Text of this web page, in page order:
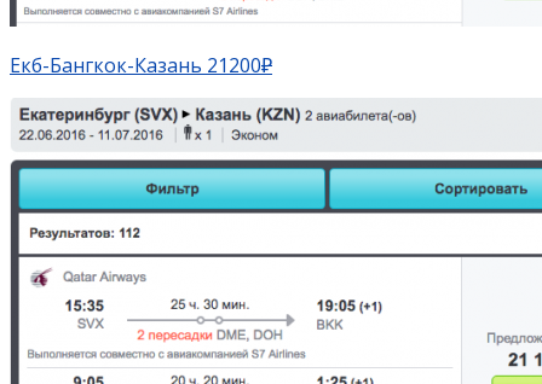
Екб-Бангкок-Казань 21200₽